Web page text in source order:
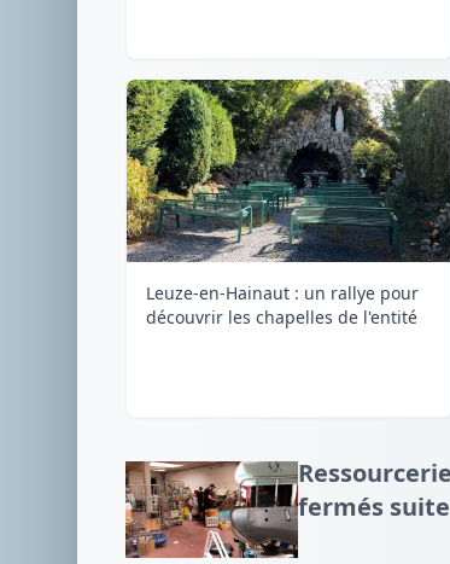
Leuze-en-Hainaut : un rallye pour
découvrir les chapelles de l'entité
fermés